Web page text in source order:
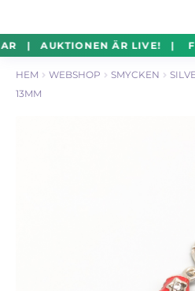
Hoppa
till
navigering
Hoppa
till
innehåll
ÄR
Silverföremål
Mynt
Vill du sälja? – Till
HEM WEBSHOP SMYCKEN
13MM